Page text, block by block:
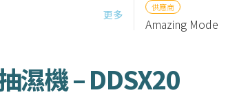
更多
供應商
Amazing Mode
濕機 – DDSX20